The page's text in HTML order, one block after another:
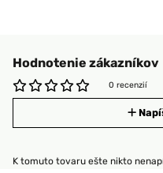
Hodnotenie zákazníkov
0 recenzií
K tomuto tovaru ešte nikto